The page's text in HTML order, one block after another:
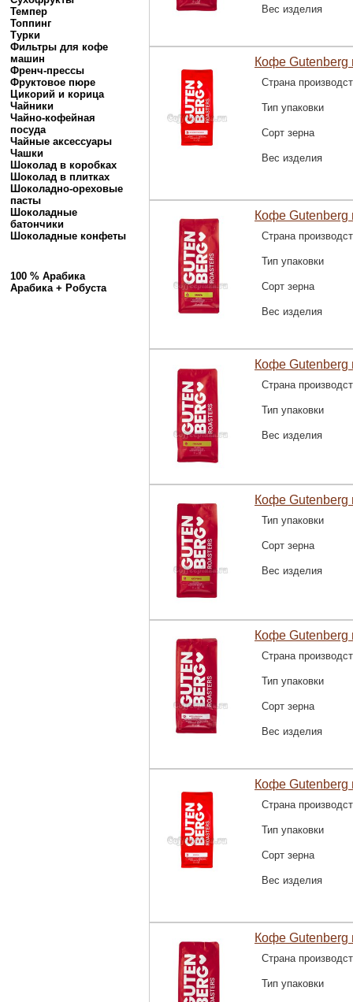
Темпер
Топпинг
Турки
Фильтры для кофе
машин
Френч-прессы
Фруктовое пюре
Цикорий и корица
Чайники
Чайно-кофейная
посуда
Чайные аксессуары
Чашки
Шоколад в коробках
Шоколад в плитках
Шоколадно-ореховые
пасты
Шоколадные
батончики
Шоколадные конфеты
100 % Арабика
Арабика + Робуста
Вес изделия
Кофе Gutenberg
Страна
Тип упаковки
Сорт зерна
Вес изделия
Кофе Gutenberg
Страна
Тип упаковки
Сорт зерна
Вес изделия
Кофе Gutenberg
Страна
Тип упаковки
Вес изделия
Кофе Gutenberg
Тип упаковки
Сорт зерна
Вес изделия
Кофе Gutenberg
Страна
Тип упаковки
Сорт зерна
Вес изделия
Кофе Gutenberg
Страна
Тип упаковки
Сорт зерна
Вес изделия
Кофе Gutenberg
Страна
Тип упаковки